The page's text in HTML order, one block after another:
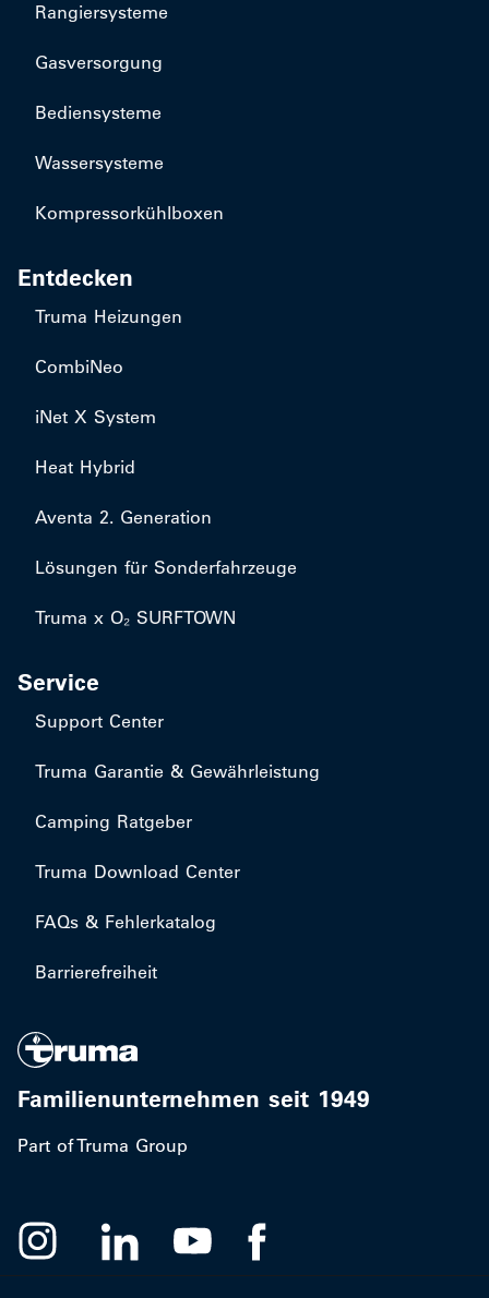
Rangiersysteme
Gasversorgung
Bediensysteme
Wassersysteme
Kompressorkühlboxen
Entdecken
Truma Heizungen
CombiNeo
iNet X System
Heat Hybrid
Aventa 2. Generation
Lösungen für Sonderfahrzeuge
Truma x O₂ SURFTOWN
Service
Support Center
Truma Garantie & Gewährleistung
Camping Ratgeber
Truma Download Center
FAQs & Fehlerkatalog
Barrierefreiheit
Familienunternehmen seit 1949
Part of Truma Group